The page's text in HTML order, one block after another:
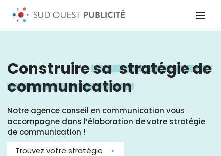
Construiresa stratégie de
communication
Notre agence conseil en communication vous
accompagne dans l’élaboration de votre stratégie
de communication !
Trouvez votre stratégie